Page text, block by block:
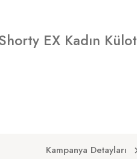
EX Kadın Külot
Kampanya Detayları